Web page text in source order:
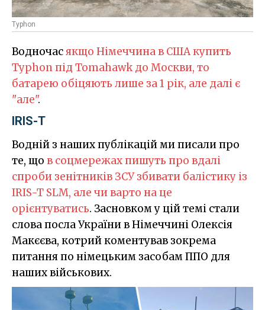
Typhon
Водночасякщо Німеччина в США купить
Typhon під Tomahawk до Москви, то
батарею обіцяють лише за 1 рік, але далі є
"але".
IRIS-T
Водній з наших публікацій ми писали про
те, що в соцмережах пишуть про вдалі
спроби зенітників ЗСУ збивати балістику із
IRIS-T SLM, але чи варто на це
орієнтуватись. Засновком у цій темі стали
слова посла України в Німеччині Олексія
Макєєва, котрий коментував зокрема
питання по німецьким засобам ППО для
наших військових.